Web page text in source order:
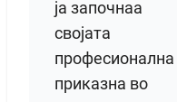
ја започнаа
својата
професионална
приказна во